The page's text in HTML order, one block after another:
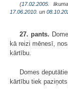
(17.02.2005 .
17.06.2010. un
27. pants.
kā reizi mēnesī,
kārtību.
Domes
kārtību tiek